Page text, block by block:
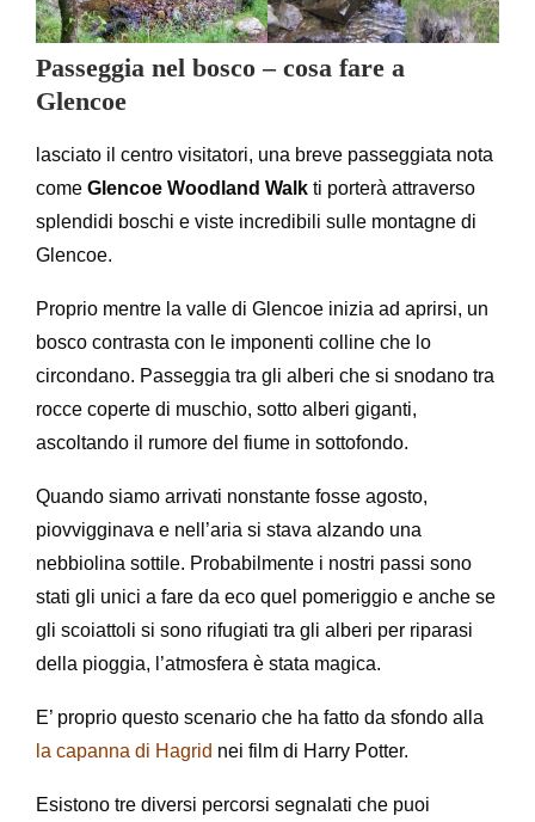
Passeggia nel bosco – cosa fare a
Glencoe
lasciato il centro visitatori, una breve passeggiata nota
come Glencoe Woodland Walk ti porterà attraverso
splendidi boschi e viste incredibili sulle montagne di
Glencoe.
Proprio mentre la valle di Glencoe inizia ad aprirsi, un
bosco contrasta con le imponenti colline che lo
circondano. Passeggia tra gli alberi che si snodano tra
rocce coperte di muschio, sotto alberi giganti,
ascoltando il rumore del fiume in sottofondo.
Quando siamo arrivati nonstante fosse agosto,
piovvigginava e nell’aria si stava alzando una
nebbiolina sottile. Probabilmente i nostri passi sono
stati gli unici a fare da eco quel pomeriggio e anche se
gli scoiattoli si sono rifugiati tra gli alberi per riparasi
della pioggia, l’atmosfera è stata magica.
E’ proprio questo scenario che ha fatto da sfondo alla
la capanna di Hagrid nei film di Harry Potter.
Esistono tre diversi percorsi segnalati che puoi